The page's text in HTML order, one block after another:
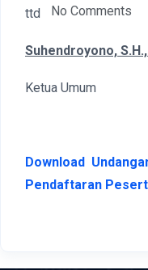
No Comments
ttd
Suhendroyono,
Ketua Umum
Download
Pendaftaran